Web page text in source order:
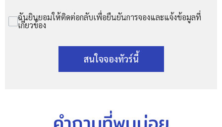
ฉันยินยอมให้ติดต่อกลับเพื่อยืนยันการจองและแจ้งข้อมูลที่
เกี่ยวข้อง
สนใจจองทัวร์นี้